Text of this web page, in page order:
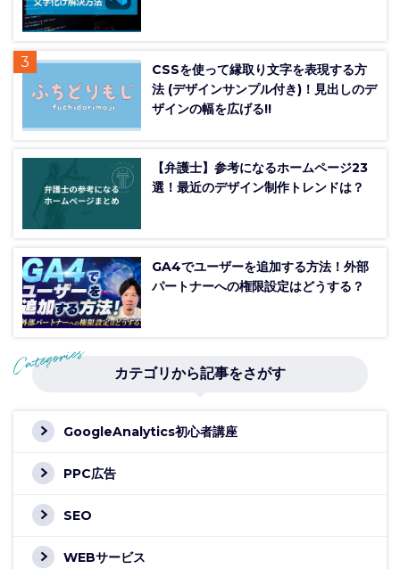
CSSを使って縁取り文字を表現する方
法 (デザインサンプル付き)！見出しのデ
ザインの幅を広げる!!
【弁護士】参考になるホームページ23
選！最近のデザイン制作トレンドは？
GA4でユーザーを追加する方法！外部
パートナーへの権限設定はどうする？
カテゴリから記事をさがす
GoogleAnalytics初心者講座
PPC広告
SEO
WEBサービス